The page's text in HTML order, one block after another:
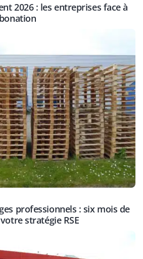
2026 : les entreprises face à
professionnels : six mois de
stratégie RSE